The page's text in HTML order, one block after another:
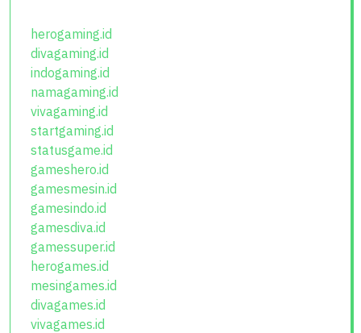
herogaming.id
divagaming.id
indogaming.id
namagaming.id
vivagaming.id
startgaming.id
statusgame.id
gameshero.id
gamesmesin.id
gamesindo.id
gamesdiva.id
gamessuper.id
herogames.id
mesingames.id
divagames.id
vivagames.id